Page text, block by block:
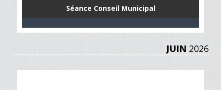
Séance Conseil Municipal
JUIN 2026